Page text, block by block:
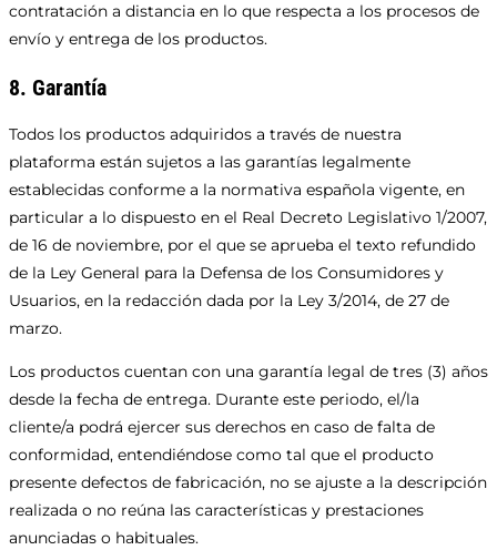
contratación a distancia en lo que respecta a los procesos de
envío y entrega de los productos.
8. Garantía
Todos los productos adquiridos a través de nuestra
plataforma están sujetos a las garantías legalmente
establecidas conforme a la normativa española vigente, en
particular a lo dispuesto en el Real Decreto Legislativo 1/2007,
de 16 de noviembre, por el que se aprueba el texto refundido
de la Ley General para la Defensa de los Consumidores y
Usuarios, en la redacción dada por la Ley 3/2014, de 27 de
marzo.
Los productos cuentan con una garantía legal de tres (3) años
desde la fecha de entrega. Durante este periodo, el/la
cliente/a podrá ejercer sus derechos en caso de falta de
conformidad, entendiéndose como tal que el producto
presente defectos de fabricación, no se ajuste a la descripción
realizada o no reúna las características y prestaciones
anunciadas o habituales.